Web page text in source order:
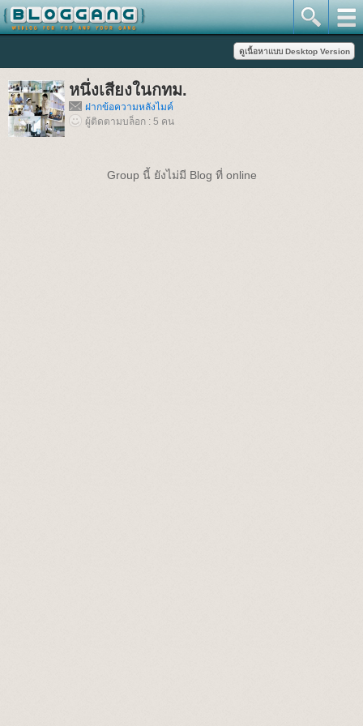
หนึ่งเสียงในกทม.
ฝากข้อความหลังไมค์
ผู้ติดตามบล็อก : 5 คน
Group นี้ ยังไม่มี Blog ที่ online